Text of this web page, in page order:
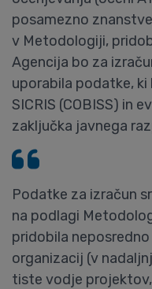
posamezno
v Metodologiji,
Agencija bo za
uporabila podatke,
SICRIS (COBISS) in
zaključka javnega
Podatke za izračun
na podlagi
pridobila
organizacij (v
tiste vodje